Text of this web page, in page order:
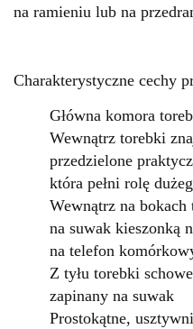
na ramieniu lub na
Charakterystyczne cechy
Główna komora
Wewnątrz torebki
przedzielone
która pełni rolę
Wewnątrz na
na suwak kieszonką
na telefon
Z tyłu torebki
zapinany na suwak
Prostokątne,